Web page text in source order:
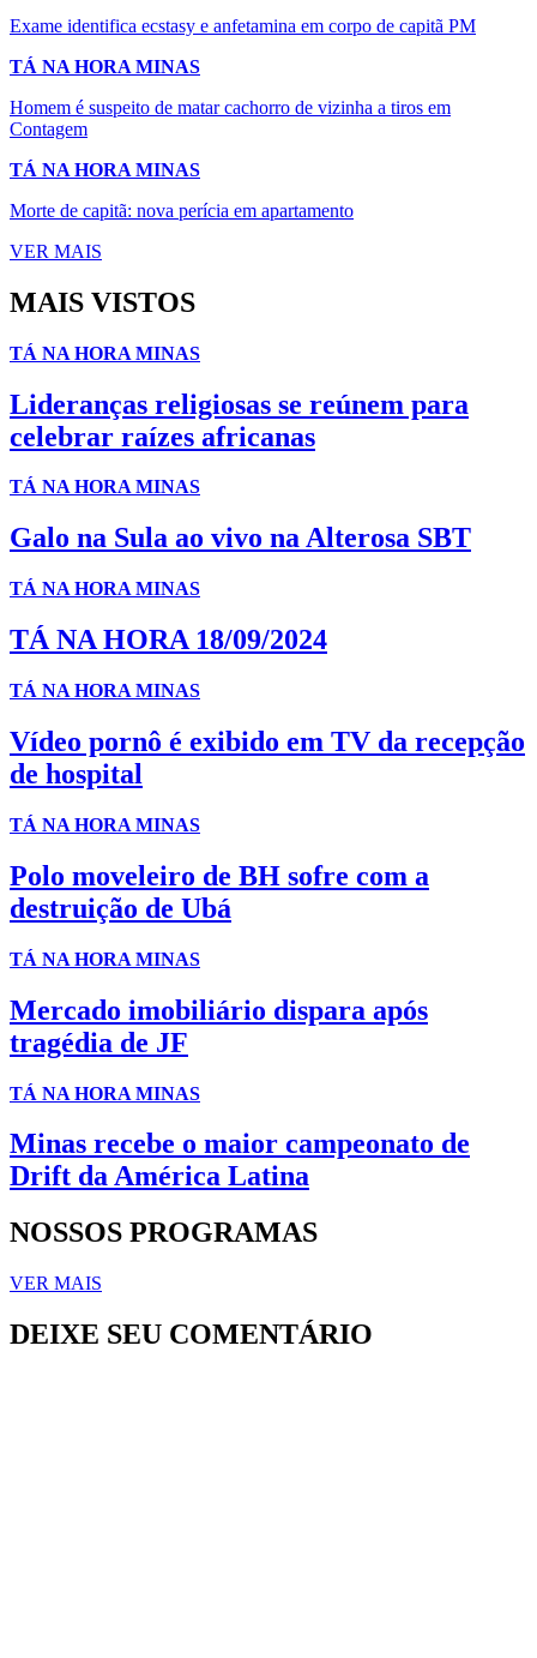
Exame identifica ecstasy e anfetamina em corpo de capitã PM
TÁ NA HORA MINAS
Homem é suspeito de matar cachorro de vizinha a tiros em
Contagem
TÁ NA HORA MINAS
Morte de capitã: nova perícia em apartamento
VER MAIS
MAIS VISTOS
TÁ NA HORA MINAS
Lideranças religiosas se reúnem para
celebrar raízes africanas
TÁ NA HORA MINAS
Galo na Sula ao vivo na Alterosa SBT
TÁ NA HORA MINAS
TÁ NA HORA 18/09/2024
TÁ NA HORA MINAS
Vídeo pornô é exibido em TV da recepção
de hospital
TÁ NA HORA MINAS
Polo moveleiro de BH sofre com a
destruição de Ubá
TÁ NA HORA MINAS
Mercado imobiliário dispara após
tragédia de JF
TÁ NA HORA MINAS
Minas recebe o maior campeonato de
Drift da América Latina
NOSSOS PROGRAMAS
VER MAIS
DEIXE SEU COMENTÁRIO